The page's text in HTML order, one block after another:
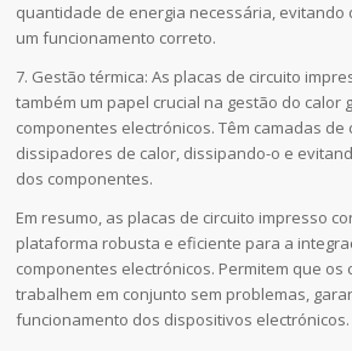
quantidade de energia necessária, evitando
um funcionamento correto.
7. Gestão térmica: As placas de circuito
também um papel crucial na gestão do calor
componentes electrónicos. Têm camadas de
dissipadores de calor, dissipando-o e
dos componentes.
Em resumo, as placas de circuito impresso
plataforma robusta e eficiente para a
componentes electrónicos. Permitem que os
trabalhem em conjunto sem problemas,
funcionamento dos dispositivos electrónicos.